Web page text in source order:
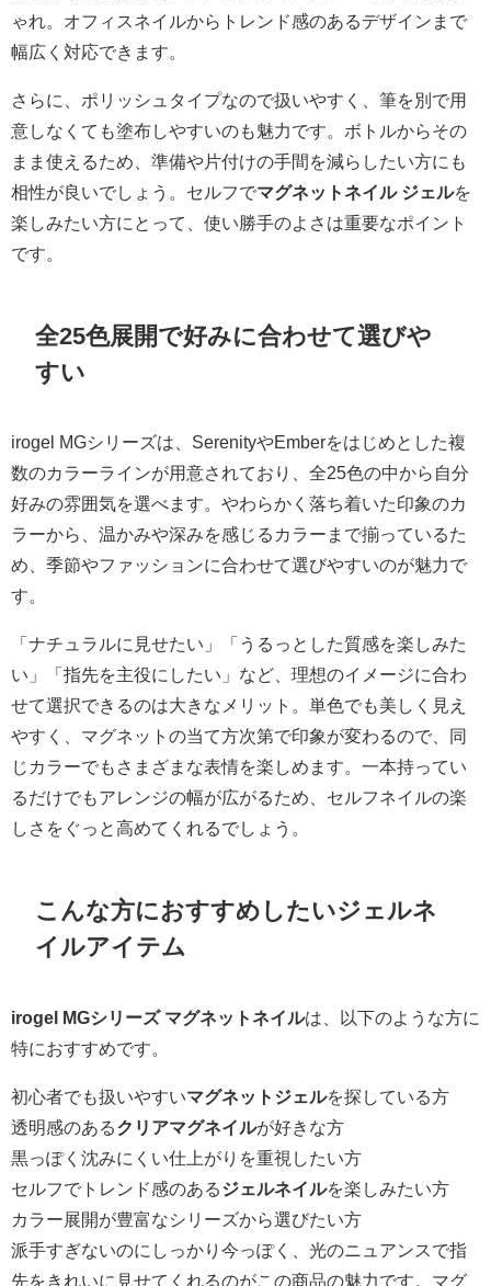
ゃれ。オフィスネイルからトレンド感のあるデザインまで
幅広く対応できます。
さらに、ポリッシュタイプなので扱いやすく、筆を別で用
意しなくても塗布しやすいのも魅力です。ボトルからその
まま使えるため、準備や片付けの手間を減らしたい方にも
相性が良いでしょう。セルフでマグネットネイル ジェルを
楽しみたい方にとって、使い勝手のよさは重要なポイント
です。
全25色展開で好みに合わせて選びや
すい
irogel MGシリーズは、SerenityやEmberをはじめとした複
数のカラーラインが用意されており、全25色の中から自分
好みの雰囲気を選べます。やわらかく落ち着いた印象のカ
ラーから、温かみや深みを感じるカラーまで揃っているた
め、季節やファッションに合わせて選びやすいのが魅力で
す。
「ナチュラルに見せたい」「うるっとした質感を楽しみた
い」「指先を主役にしたい」など、理想のイメージに合わ
せて選択できるのは大きなメリット。単色でも美しく見え
やすく、マグネットの当て方次第で印象が変わるので、同
じカラーでもさまざまな表情を楽しめます。一本持ってい
るだけでもアレンジの幅が広がるため、セルフネイルの楽
しさをぐっと高めてくれるでしょう。
こんな方におすすめしたいジェルネ
イルアイテム
irogel MGシリーズ マグネットネイルは、以下のような方に
特におすすめです。
初心者でも扱いやすいマグネットジェルを探している方
透明感のあるクリアマグネイルが好きな方
黒っぽく沈みにくい仕上がりを重視したい方
セルフでトレンド感のあるジェルネイルを楽しみたい方
カラー展開が豊富なシリーズから選びたい方
派手すぎないのにしっかり今っぽく、光のニュアンスで指
先をきれいに見せてくれるのがこの商品の魅力です。マグ